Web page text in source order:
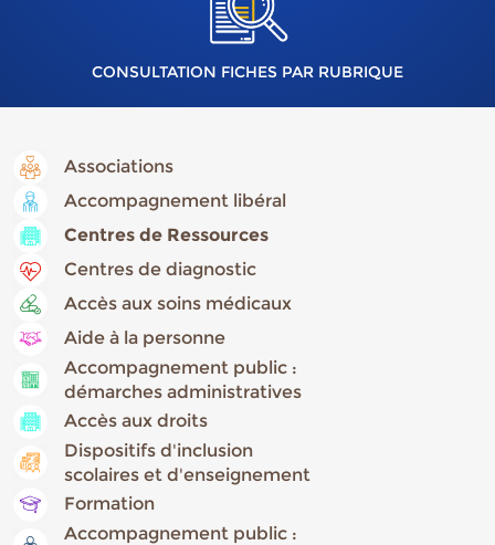
CONSULTATION FICHES PAR RUBRIQUE
Associations
Accompagnement libéral
Centres de Ressources
Centres de diagnostic
Accès aux soins médicaux
Aide à la personne
Accompagnement public :
démarches administratives
Accès aux droits
Dispositifs d'inclusion
scolaires et d'enseignement
Formation
Accompagnement public :